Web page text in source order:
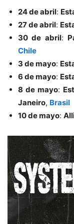
24 de abril:
27 de abril:
30 de abril:
Chile
3 de mayo:
6 de mayo:
8 de mayo:
Janeiro, Brasil
10 de mayo: